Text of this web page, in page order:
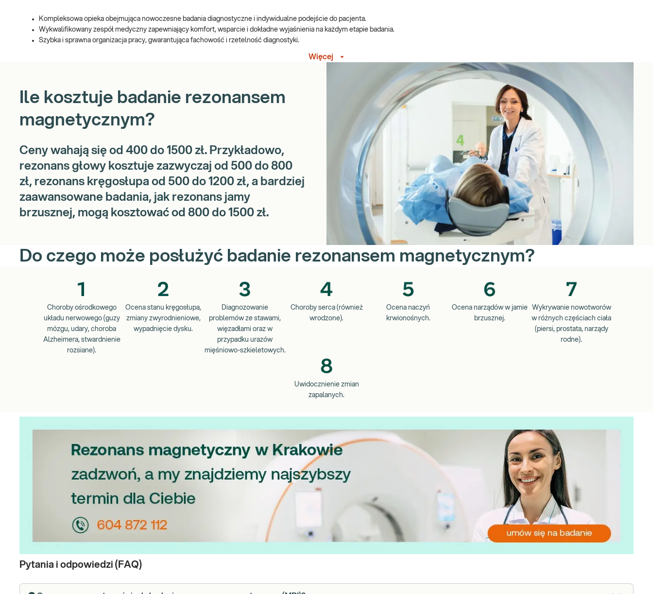
Kompleksowa opieka obejmująca nowoczesne badania diagnostyczne i indywidualne podejście do pacjenta.
Wykwalifikowany zespół medyczny zapewniający komfort, wsparcie i dokładne wyjaśnienia na każdym etapie badania.
Szybka i sprawna organizacja pracy, gwarantująca fachowość i rzetelność diagnostyki.
Sprzęt MRI (MAGNETOM ALTEA, AVANTO, ESSENZA) zapewnia szczegółowe obrazowanie, przydatne w diagnostyce schorzeń neurologicznych, ortopedycznych i nowotworowych.
Więcej
Ile kosztuje badanie rezonansem
magnetycznym?
Ceny wahają się od 400 do 1500 zł. Przykładowo,
rezonans głowy kosztuje zazwyczaj od 500 do 800
zł, rezonans kręgosłupa od 500 do 1200 zł, a bardziej
zaawansowane badania, jak rezonans jamy
brzusznej, mogą kosztować od 800 do 1500 zł.
Do czego może posłużyć badanie rezonansem magnetycznym?
Choroby ośrodkowego
układu nerwowego (guzy
mózgu, udary, choroba
Alzheimera, stwardnienie
rozsiane).
Ocena stanu kręgosłupa,
zmiany zwyrodnieniowe,
wypadnięcie dysku.
Diagnozowanie
problemów ze stawami,
więzadłami oraz w
przypadku urazów
mięśniowo-szkieletowych.
Choroby serca (również
wrodzone).
Ocena naczyń
krwionośnych.
Ocena narządów w jamie
brzusznej.
Wykrywanie nowotworów
w różnych częściach ciała
(piersi, prostata, narządy
rodne).
Uwidocznienie zmian
zapalanych.
Pytania i odpowiedzi (FAQ)